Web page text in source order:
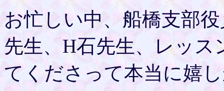
お忙しい中、船橋支部
先生、H石先生、レッ
てくださって本当に嬉